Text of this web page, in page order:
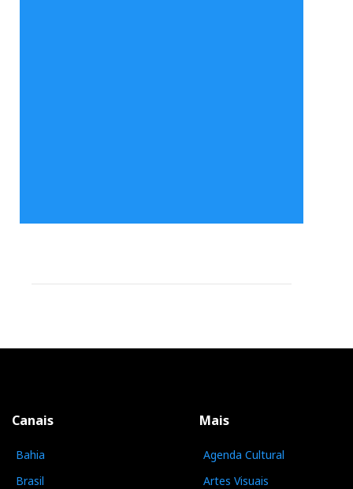
Canais
Bahia
Brasil
Mais
Agenda Cultural
Artes Visuais